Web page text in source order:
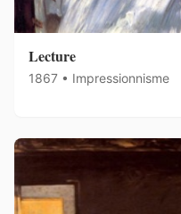
Lecture
1867 • Impressionnisme